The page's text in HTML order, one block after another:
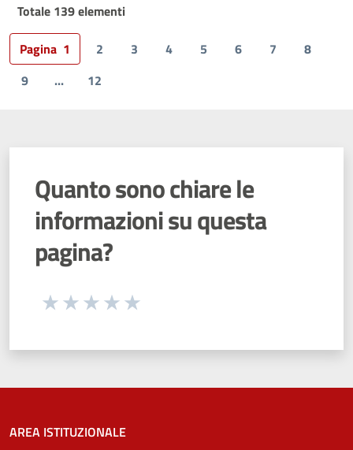
Totale 139 elementi
Pagina 1 2 3 4 5 6 7
8
9
... 12
Quanto sono chiare le
informazioni su questa
pagina?
Seleziona una valutazione da 1 a 5 stelle
AREA ISTITUZIONALE